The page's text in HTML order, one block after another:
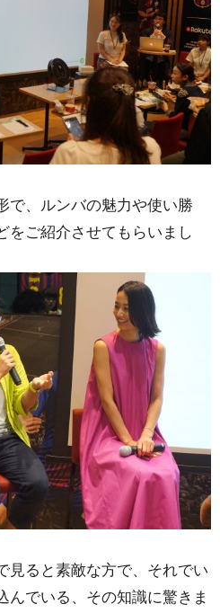
で、ルンバの魅力や使い勝
をご紹介させてもらいまし
見ると素敵な方で、それでい
んでいる、その知識に驚きま